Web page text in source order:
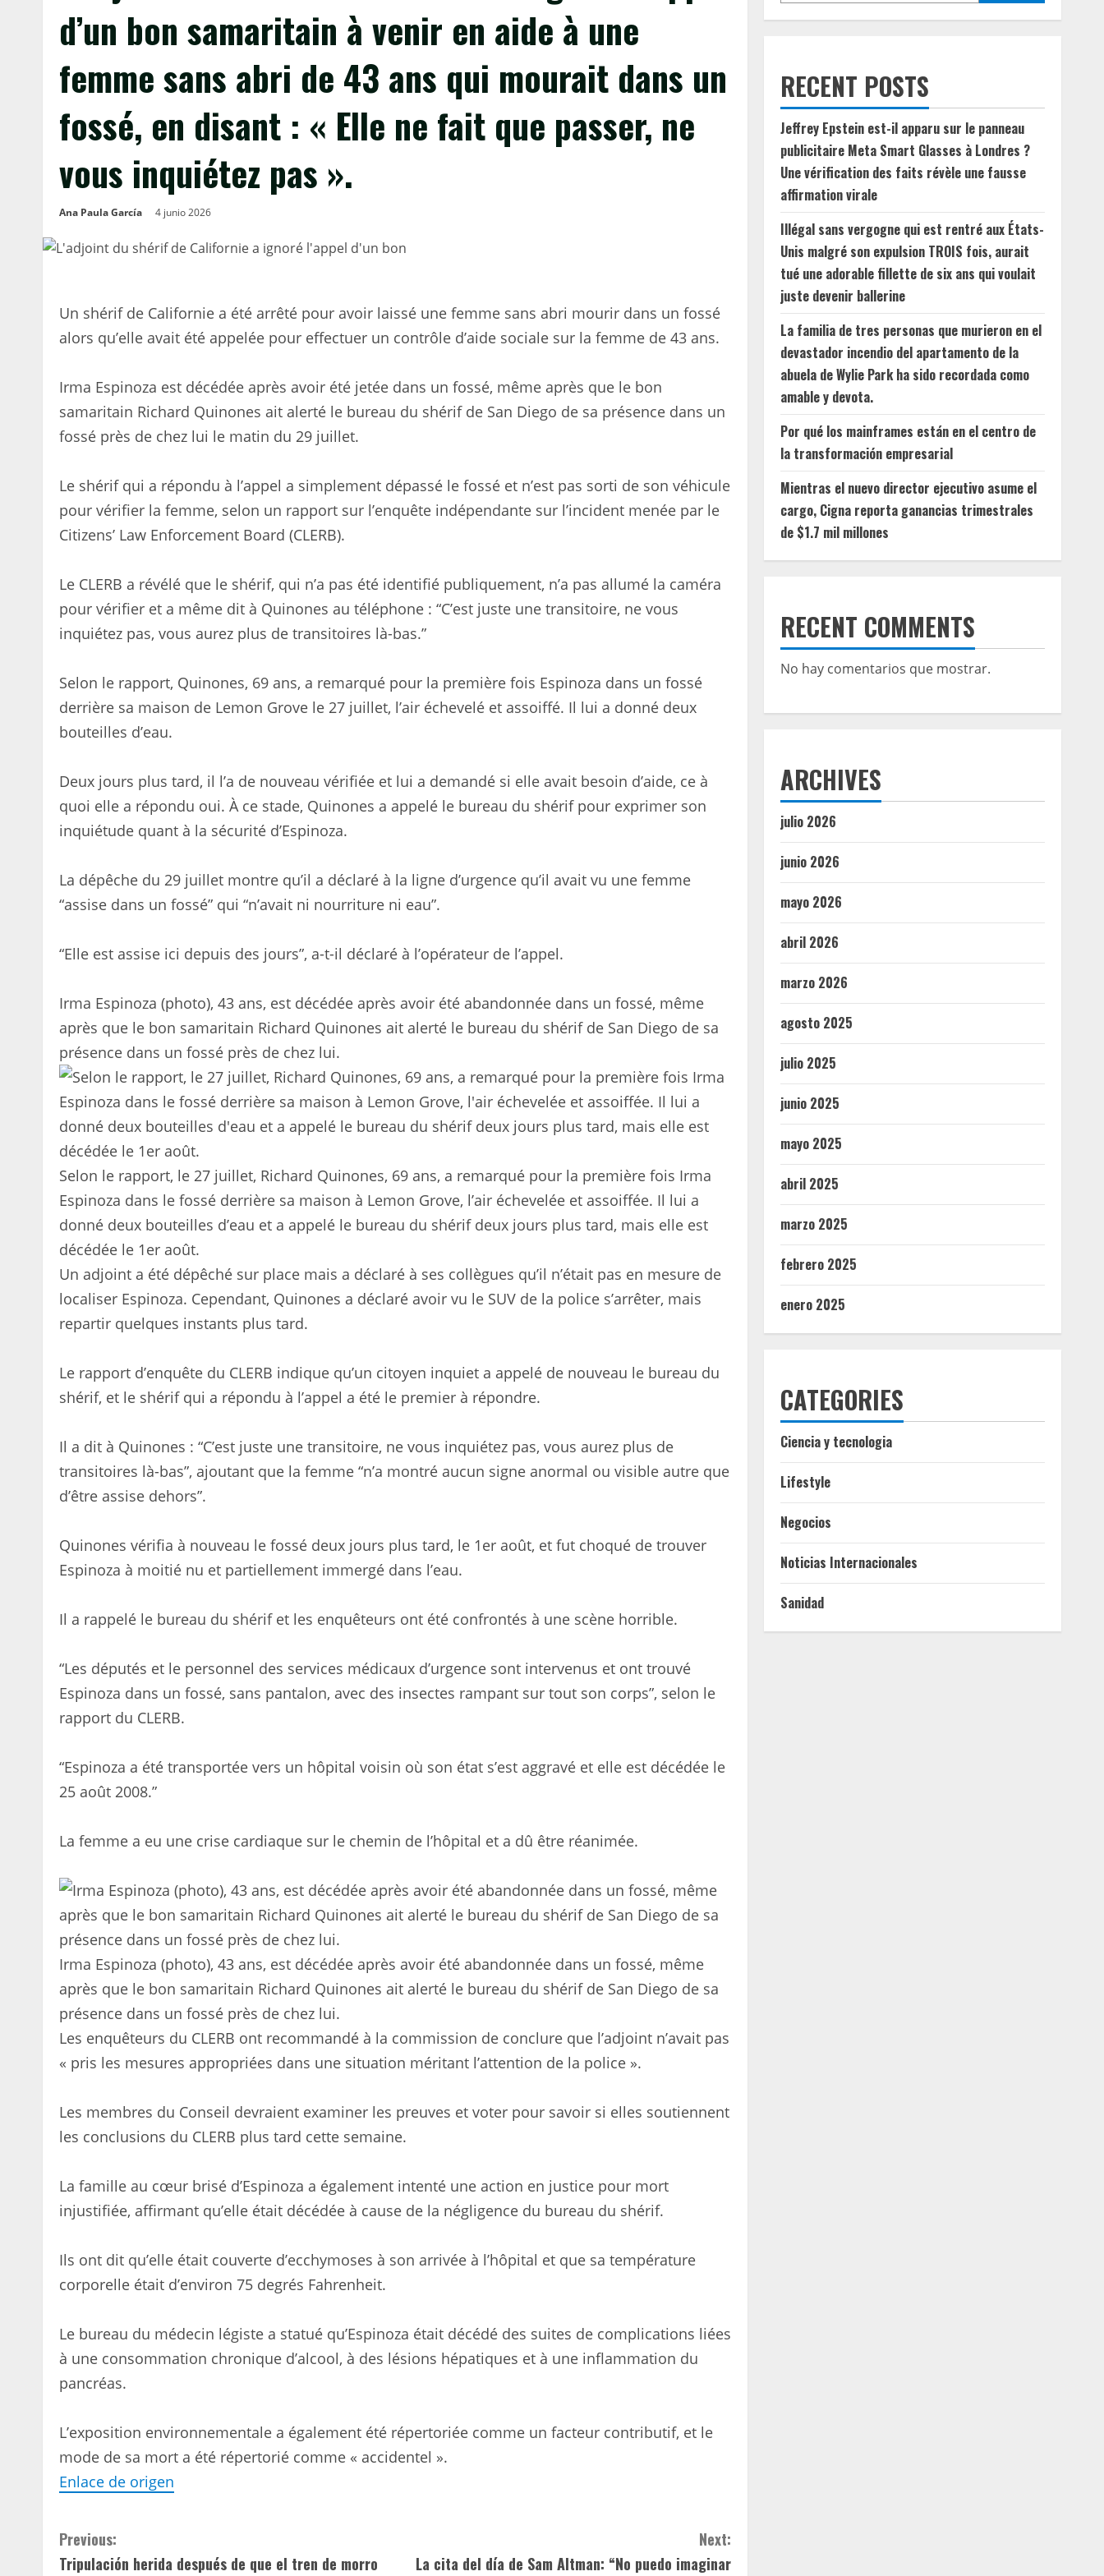
d’un bon samaritain à venir en aide à une
femme sans abri de 43 ans qui mourait dans un
fossé, en disant : « Elle ne fait que passer, ne
vous inquiétez pas ».
Ana Paula García 4 junio 2026
Un shérif de Californie a été arrêté pour avoir laissé une femme sans abri mourir dans un fossé
alors qu’elle avait été appelée pour effectuer un contrôle d’aide sociale sur la femme de 43 ans.
Irma Espinoza est décédée après avoir été jetée dans un fossé, même après que le bon
samaritain Richard Quinones ait alerté le bureau du shérif de San Diego de sa présence dans un
fossé près de chez lui le matin du 29 juillet.
Le shérif qui a répondu à l’appel a simplement dépassé le fossé et n’est pas sorti de son véhicule
pour vérifier la femme, selon un rapport sur l’enquête indépendante sur l’incident menée par le
Citizens’ Law Enforcement Board (CLERB).
Le CLERB a révélé que le shérif, qui n’a pas été identifié publiquement, n’a pas allumé la caméra
pour vérifier et a même dit à Quinones au téléphone : “C’est juste une transitoire, ne vous
inquiétez pas, vous aurez plus de transitoires là-bas.”
Selon le rapport, Quinones, 69 ans, a remarqué pour la première fois Espinoza dans un fossé
derrière sa maison de Lemon Grove le 27 juillet, l’air échevelé et assoiffé. Il lui a donné deux
bouteilles d’eau.
Deux jours plus tard, il l’a de nouveau vérifiée et lui a demandé si elle avait besoin d’aide, ce à
quoi elle a répondu oui. À ce stade, Quinones a appelé le bureau du shérif pour exprimer son
inquiétude quant à la sécurité d’Espinoza.
La dépêche du 29 juillet montre qu’il a déclaré à la ligne d’urgence qu’il avait vu une femme
“assise dans un fossé” qui “n’avait ni nourriture ni eau”.
“Elle est assise ici depuis des jours”, a-t-il déclaré à l’opérateur de l’appel.
Irma Espinoza (photo), 43 ans, est décédée après avoir été abandonnée dans un fossé, même
après que le bon samaritain Richard Quinones ait alerté le bureau du shérif de San Diego de sa
présence dans un fossé près de chez lui.
Selon le rapport, le 27 juillet, Richard Quinones, 69 ans, a remarqué pour la première fois Irma
Espinoza dans le fossé derrière sa maison à Lemon Grove, l’air échevelée et assoiffée. Il lui a
donné deux bouteilles d’eau et a appelé le bureau du shérif deux jours plus tard, mais elle est
décédée le 1er août.
Un adjoint a été dépêché sur place mais a déclaré à ses collègues qu’il n’était pas en mesure de
localiser Espinoza. Cependant, Quinones a déclaré avoir vu le SUV de la police s’arrêter, mais
repartir quelques instants plus tard.
Le rapport d’enquête du CLERB indique qu’un citoyen inquiet a appelé de nouveau le bureau du
shérif, et le shérif qui a répondu à l’appel a été le premier à répondre.
Il a dit à Quinones : “C’est juste une transitoire, ne vous inquiétez pas, vous aurez plus de
transitoires là-bas”, ajoutant que la femme “n’a montré aucun signe anormal ou visible autre que
d’être assise dehors”.
Quinones vérifia à nouveau le fossé deux jours plus tard, le 1er août, et fut choqué de trouver
Espinoza à moitié nu et partiellement immergé dans l’eau.
Il a rappelé le bureau du shérif et les enquêteurs ont été confrontés à une scène horrible.
“Les députés et le personnel des services médicaux d’urgence sont intervenus et ont trouvé
Espinoza dans un fossé, sans pantalon, avec des insectes rampant sur tout son corps”, selon le
rapport du CLERB.
“Espinoza a été transportée vers un hôpital voisin où son état s’est aggravé et elle est décédée le
25 août 2008.”
La femme a eu une crise cardiaque sur le chemin de l’hôpital et a dû être réanimée.
Irma Espinoza (photo), 43 ans, est décédée après avoir été abandonnée dans un fossé, même
après que le bon samaritain Richard Quinones ait alerté le bureau du shérif de San Diego de sa
présence dans un fossé près de chez lui.
Les enquêteurs du CLERB ont recommandé à la commission de conclure que l’adjoint n’avait pas
« pris les mesures appropriées dans une situation méritant l’attention de la police ».
Les membres du Conseil devraient examiner les preuves et voter pour savoir si elles soutiennent
les conclusions du CLERB plus tard cette semaine.
La famille au cœur brisé d’Espinoza a également intenté une action en justice pour mort
injustifiée, affirmant qu’elle était décédée à cause de la négligence du bureau du shérif.
Ils ont dit qu’elle était couverte d’ecchymoses à son arrivée à l’hôpital et que sa température
corporelle était d’environ 75 degrés Fahrenheit.
Le bureau du médecin légiste a statué qu’Espinoza était décédé des suites de complications liées
à une consommation chronique d’alcool, à des lésions hépatiques et à une inflammation du
pancréas.
L’exposition environnementale a également été répertoriée comme un facteur contributif, et le
mode de sa mort a été répertorié comme « accidentel ».
Enlace de origen
C
Previous:
Tripulación herida después de que el tren de morro
Next:
La cita del día de Sam Altman: “No puedo imaginar
RECENT POSTS
Jeffrey Epstein est-il apparu sur le panneau
publicitaire Meta Smart Glasses à Londres ?
Une vérification des faits révèle une fausse
affirmation virale
Illégal sans vergogne qui est rentré aux États-
Unis malgré son expulsion TROIS fois, aurait
tué une adorable fillette de six ans qui voulait
juste devenir ballerine
La familia de tres personas que murieron en el
devastador incendio del apartamento de la
abuela de Wylie Park ha sido recordada como
amable y devota.
Por qué los mainframes están en el centro de
la transformación empresarial
Mientras el nuevo director ejecutivo asume el
cargo, Cigna reporta ganancias trimestrales
de $1.7 mil millones
RECENT COMMENTS
No hay comentarios que mostrar.
ARCHIVES
julio 2026
junio 2026
mayo 2026
abril 2026
marzo 2026
agosto 2025
julio 2025
junio 2025
mayo 2025
abril 2025
marzo 2025
febrero 2025
enero 2025
CATEGORIES
Ciencia y tecnologia
Lifestyle
Negocios
Noticias Internacionales
Sanidad